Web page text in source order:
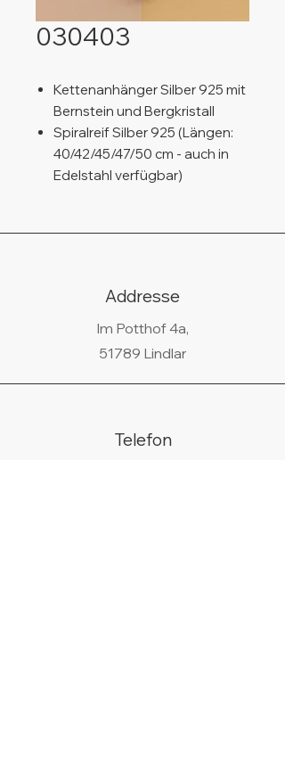
030403
Kettenanhänger Silber 925 mit
Bernstein und Bergkristall
Spiralreif Silber 925 (Längen:
40/42/45/47/50 cm - auch in
Edelstahl verfügbar)
Addresse
Im Potthof 4a,
51789 Lindlar
Telefon